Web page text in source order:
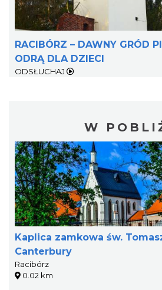
RACIBÓRZ – DAWNY GRÓD
ODRĄ DLA DZIECI
ODSŁUCHAJ
W
Kaplica zamkowa św.
Canterbury
Racibórz
0.02 km